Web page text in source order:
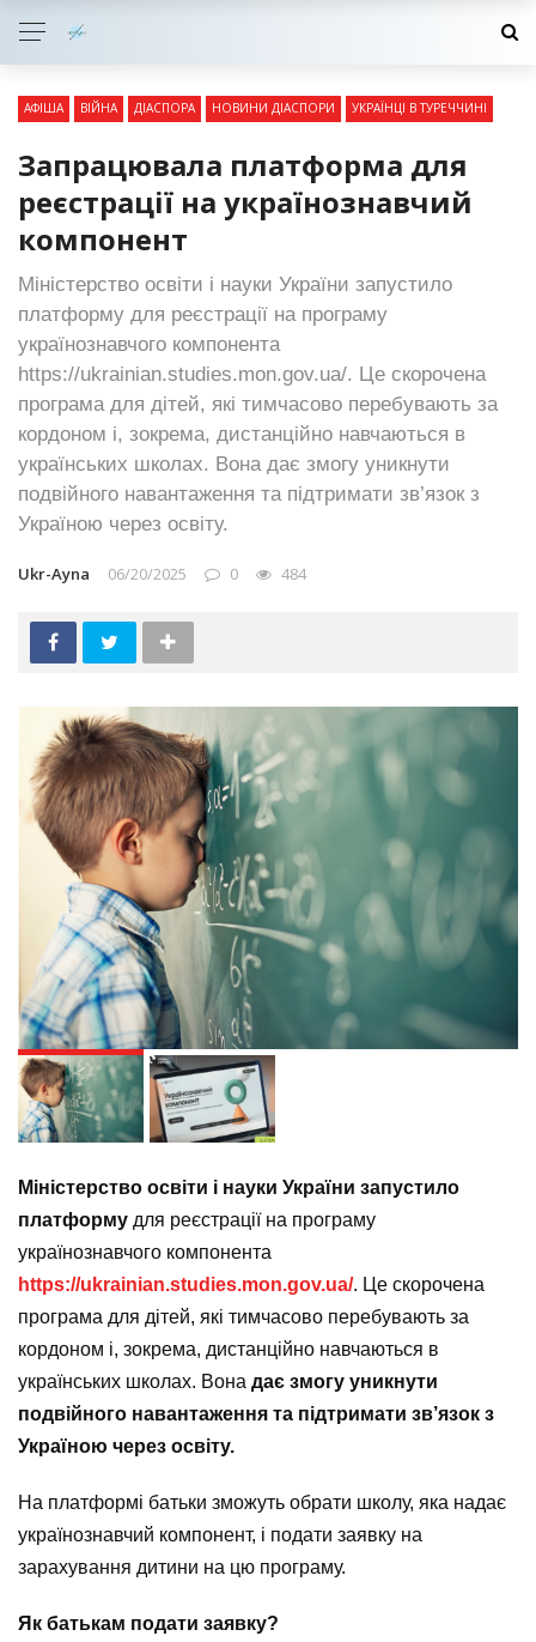
АФІША ВІЙНА ДІАСПОРА НОВИНИ ДІАСПОРИ УКРАЇНЦІ В ТУРЕЧЧИНІ
Запрацювала платформа для
реєстрації на українознавчий
компонент
Міністерство освіти і науки України запустило
платформу для реєстрації на програму
українознавчого компонента
https://ukrainian.studies.mon.gov.ua/. Це скорочена
програма для дітей, які тимчасово перебувають за
кордоном і, зокрема, дистанційно навчаються в
українських школах. Вона дає змогу уникнути
подвійного навантаження та підтримати зв’язок з
Україною через освіту.
Ukr-Ayna 06/20/2025 0 484
Міністерство освіти і науки України запустило
платформу для реєстрації на програму
українознавчого компонента
https://ukrainian.studies.mon.gov.ua/. Це скорочена
програма для дітей, які тимчасово перебувають за
кордоном і, зокрема, дистанційно навчаються в
українських школах. Вона дає змогу уникнути
подвійного навантаження та підтримати зв’язок з
Україною через освіту.
На платформі батьки зможуть обрати школу, яка надає
українознавчий компонент, і подати заявку на
зарахування дитини на цю програму.
Як батькам подати заявку?